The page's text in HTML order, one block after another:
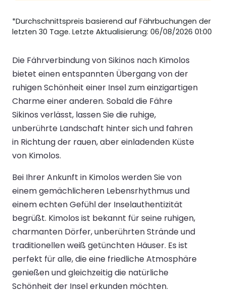
*Durchschnittspreis basierend auf Fährbuchungen der
letzten 30 Tage. Letzte Aktualisierung: 06/08/2026 01:00
Die Fährverbindung von Sikinos nach Kimolos
bietet einen entspannten Übergang von der
ruhigen Schönheit einer Insel zum einzigartigen
Charme einer anderen. Sobald die Fähre
Sikinos verlässt, lassen Sie die ruhige,
unberührte Landschaft hinter sich und fahren
in Richtung der rauen, aber einladenden Küste
von Kimolos.
Bei Ihrer Ankunft in Kimolos werden Sie von
einem gemächlicheren Lebensrhythmus und
einem echten Gefühl der Inselauthentizität
begrüßt. Kimolos ist bekannt für seine ruhigen,
charmanten Dörfer, unberührten Strände und
traditionellen weiß getünchten Häuser. Es ist
perfekt für alle, die eine friedliche Atmosphäre
genießen und gleichzeitig die natürliche
Schönheit der Insel erkunden möchten.